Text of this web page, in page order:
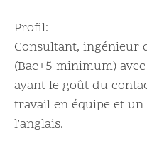
Profil:
Consultant, ingénieur
(Bac+5 minimum)
ayant le goût du
travail en équipe et
l’anglais.